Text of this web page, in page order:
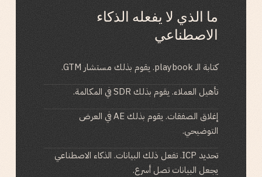
ما الذي لا يفعله الذكاء
الاصطناعي
كتابة الـ playbook. يقوم بذلك مستشار GTM.
تأهيل العملاء. يقوم بذلك SDR في المكالمة.
إغلاق الصفقات. يقوم بذلك AE في العرض
التوضيحي.
تحديد ICP. تفعل ذلك البيانات. الذكاء الاصطناعي
يجعل البيانات تصل أسرع.